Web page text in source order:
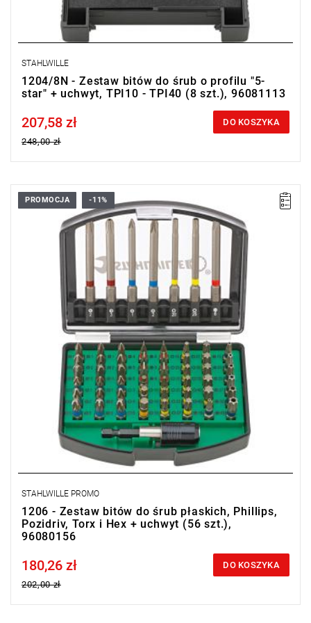
STAHLWILLE
1204/8N - Zestaw bitów do śrub o profilu "5-
star" + uchwyt, TPI10 - TPI40 (8 szt.), 96081113
Price tax included
207,58 zł
248,00 zł
DO KOSZYKA
PROMOCJA -11%
STAHLWILLE PROMO
1206 - Zestaw bitów do śrub płaskich, Phillips,
Pozidriv, Torx i Hex + uchwyt (56 szt.),
96080156
Price tax included
180,26 zł
202,00 zł
DO KOSZYKA